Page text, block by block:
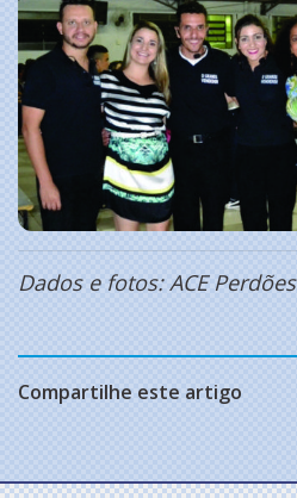
Dados e fotos: ACE Perdões
Compartilhe este artigo